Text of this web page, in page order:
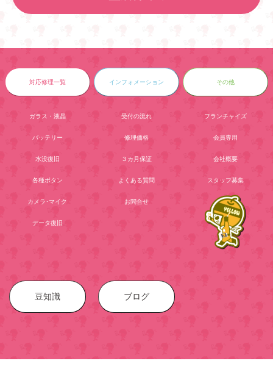
対応修理一覧
ガラス・液晶
バッテリー
水没復旧
各種ボタン
カメラ･マイク
データ復旧
インフォメーション
受付の流れ
修理価格
３カ月保証
よくある質問
お問合せ
その他
フランチャイズ
会員専用
会社概要
スタッフ募集
豆知識 ブログ